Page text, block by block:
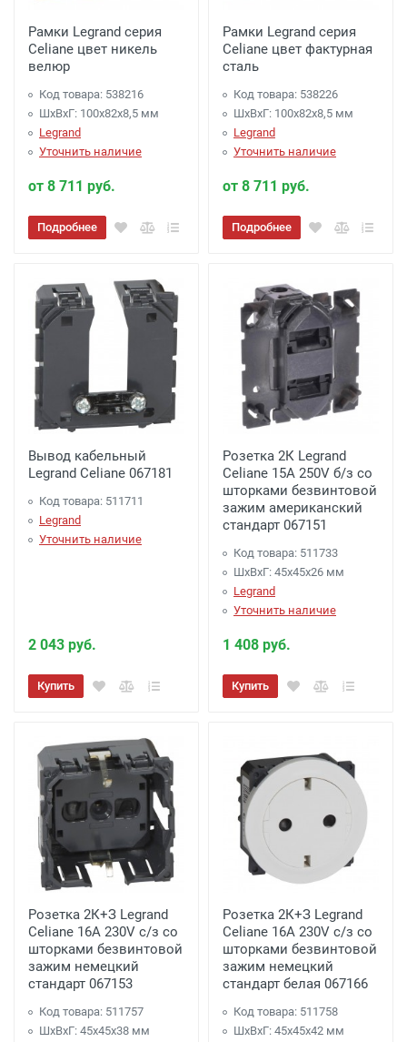
Рамки Legrand серия
Celiane цвет никель
велюр
Код товара: 538216
ШхВхГ: 100x82x8,5 мм
Legrand
Уточнить наличие
от 8 711 руб.
Подробнее
Рамки Legrand серия
Celiane цвет фактурная
сталь
Код товара: 538226
ШхВхГ: 100x82x8,5 мм
Legrand
Уточнить наличие
от 8 711 руб.
Подробнее
Вывод кабельный
Legrand Celiane 067181
Код товара: 511711
Legrand
Уточнить наличие
2 043 руб.
Купить
Розетка 2К Legrand
Celiane 15A 250V б/з со
шторками безвинтовой
зажим американский
стандарт 067151
Код товара: 511733
ШхВхГ: 45x45x26 мм
Legrand
Уточнить наличие
1 408 руб.
Купить
Розетка 2К+З Legrand
Celiane 16A 230V с/з со
шторками безвинтовой
зажим немецкий
стандарт 067153
Код товара: 511757
ШхВхГ: 45x45x38 мм
Розетка 2К+З Legrand
Celiane 16A 230V с/з со
шторками безвинтовой
зажим немецкий
стандарт белая 067166
Код товара: 511758
ШхВхГ: 45x45x42 мм